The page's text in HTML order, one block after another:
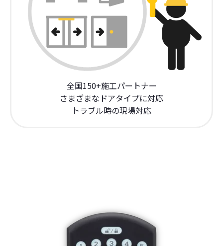
全国150+施工パートナー
さまざまなドアタイプに対応
トラブル時の現場対応